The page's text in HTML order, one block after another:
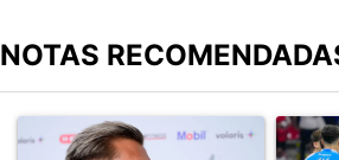
NOTAS
Un artículo de tendencia con el título
Un